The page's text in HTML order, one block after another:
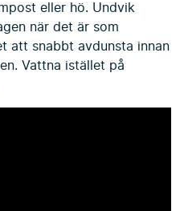
eller hö. Undvik
när det är som
att snabbt avdunsta innan
Vattna istället på